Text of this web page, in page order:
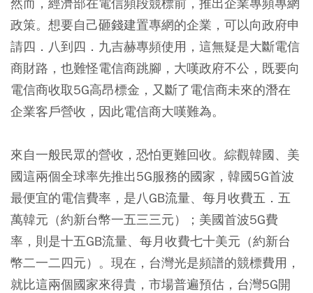
政策。想要自己砸錢建置專網的企業，可以向政府申
請四．八到四．九吉赫專頻使用，這無疑是大斷電信
商財路，也難怪電信商跳腳，大嘆政府不公，既要向
電信商收取5G高昂標金，又斷了電信商未來的潛在
企業客戶營收，因此電信商大嘆難為。
來自一般民眾的營收，恐怕更難回收。綜觀韓國、美
國這兩個全球率先推出5G服務的國家，韓國5G首波
最便宜的電信費率，是八GB流量、每月收費五．五
萬韓元（約新台幣一五三三元）；美國首波5G費
率，則是十五GB流量、每月收費七十美元（約新台
幣二一二四元）。現在，台灣光是頻譜的競標費用，
就比這兩個國家來得貴，市場普遍預估，台灣5G開